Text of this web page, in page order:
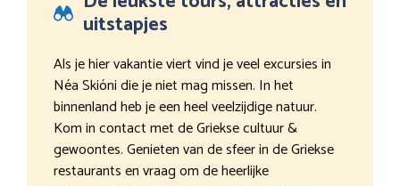
uitstapjes
Als je hier vakantie viert vind je veel excursies in
Néa Skióni die je niet mag missen. In het
binnenland heb je een heel veelzijdige natuur.
Kom in contact met de Griekse cultuur &
gewoontes. Genieten van de sfeer in de Griekse
restaurants en vraag om de heerlijke